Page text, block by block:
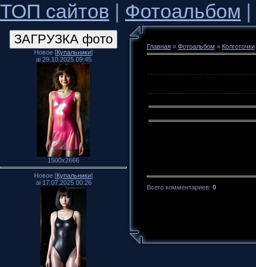
ТОП сайтов | Фотоальбом |
Новое [Купальники]
ai 29.10.2025 09:45
1500x2666
Новое [Купальники]
ai 17.07.2025 00:26
Главная » Фотоальбом » Колготочки
Всего комментариев: 0